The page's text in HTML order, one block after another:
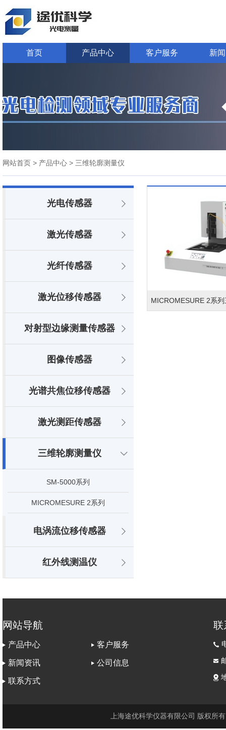
首页 产品中心 客户服务 新
网站首页 > 产品中心 > 三维轮廓测量仪
光电传感器
激光传感器
光纤传感器
激光位移传感器
对射型边缘测量传感器
图像传感器
光谱共焦位移传感器
激光测距传感器
三维轮廓测量仪
SM-5000系列
MICROMESURE 2系列
电涡流位移传感器
红外线测温仪
MICROMESURE 2系
网站导航
产品中心 客户服务
新闻资讯 公司信息
联系方式
联
上海途优科学仪器有限公司 版权所